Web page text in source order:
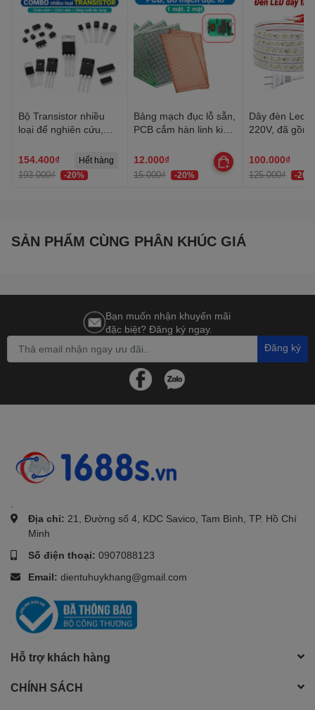
Bộ Transistor nhiều
loại để nghiên cứu,
154.400₫
193.000₫ -20%
Hết hàng
Bảng mạch đục lỗ sẵn,
PCB cắm hàn linh kiện
12.000₫
15.000₫ -20%
Dây đèn Led
220V, đã gồm
trang trí quấn
trần, lễ Tết
100.000₫
125.000₫ -20%
SẢN PHẨM CÙNG PHÂN KHÚC GIÁ
Bạn muốn nhận khuyến mãi
đặc biệt? Đăng ký ngay.
Đăng ký
Địa chỉ: 21, Đường số 4, KDC Savico, Tam Bình, TP. Hồ Chí
Minh
Số điện thoại: 0907088123
Email: dientuhuykhang@gmail.com
Hỗ trợ khách hàng
CHÍNH SÁCH